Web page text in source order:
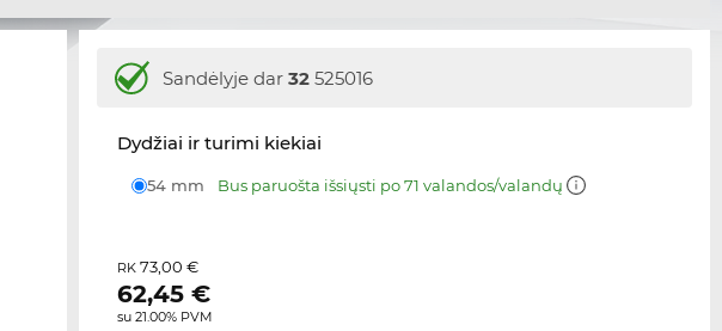
Sandėlyje dar32 525016
Dydžiai ir turimi kiekiai
54 mm Bus paruošta išsiųsti po 71 valandos/valandų
RK73,00 €
62,45 €
su 21.00% PVM